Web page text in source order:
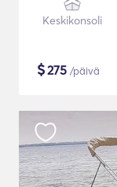
Keskikonsoli
$275 /päivä